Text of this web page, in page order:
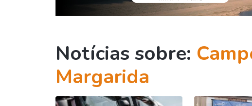
Notícias sobre:
Margarida